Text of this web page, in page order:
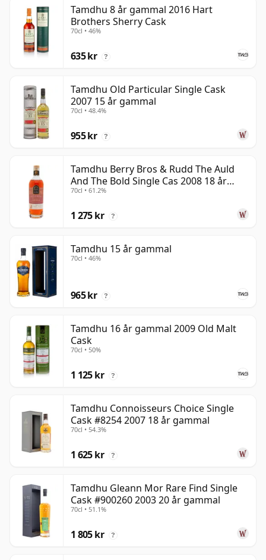
Tamdhu 8 år gammal 2016 Hart
Brothers Sherry Cask
70cl • 46%
635 kr ?
Tamdhu Old Particular Single Cask
2007 15 år gammal
70cl • 48.4%
955 kr ?
Tamdhu Berry Bros & Rudd The Auld
And The Bold Single Cas 2008 18 år
gammal
70cl • 61.2%
1 275 kr ?
Tamdhu 15 år gammal
70cl • 46%
965 kr ?
Tamdhu 16 år gammal 2009 Old Malt
Cask
70cl • 50%
1 125 kr ?
Tamdhu Connoisseurs Choice Single
Cask #8254 2007 18 år gammal
70cl • 54.3%
1 625 kr ?
Tamdhu Gleann Mor Rare Find Single
Cask #900260 2003 20 år gammal
70cl • 51.1%
1 805 kr ?